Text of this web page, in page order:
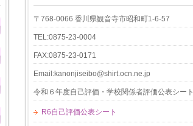
〒768-0066 香川県観音寺市昭和町1-6-57
TEL:0875-23-0004
FAX:0875-23-0171
Email:kanonjiseibo@shirt.ocn.ne.jp
令和６年度自己評価・学校関係者評価公表シート
R6自己評価公表シート